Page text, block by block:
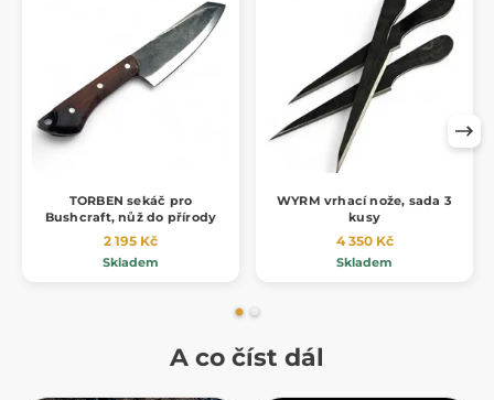
TORBEN sekáč pro
Bushcraft, nůž do přírody
2 195 Kč
Skladem
WYRM vrhací nože, sada 3
kusy
4 350 Kč
Skladem
A co číst dál